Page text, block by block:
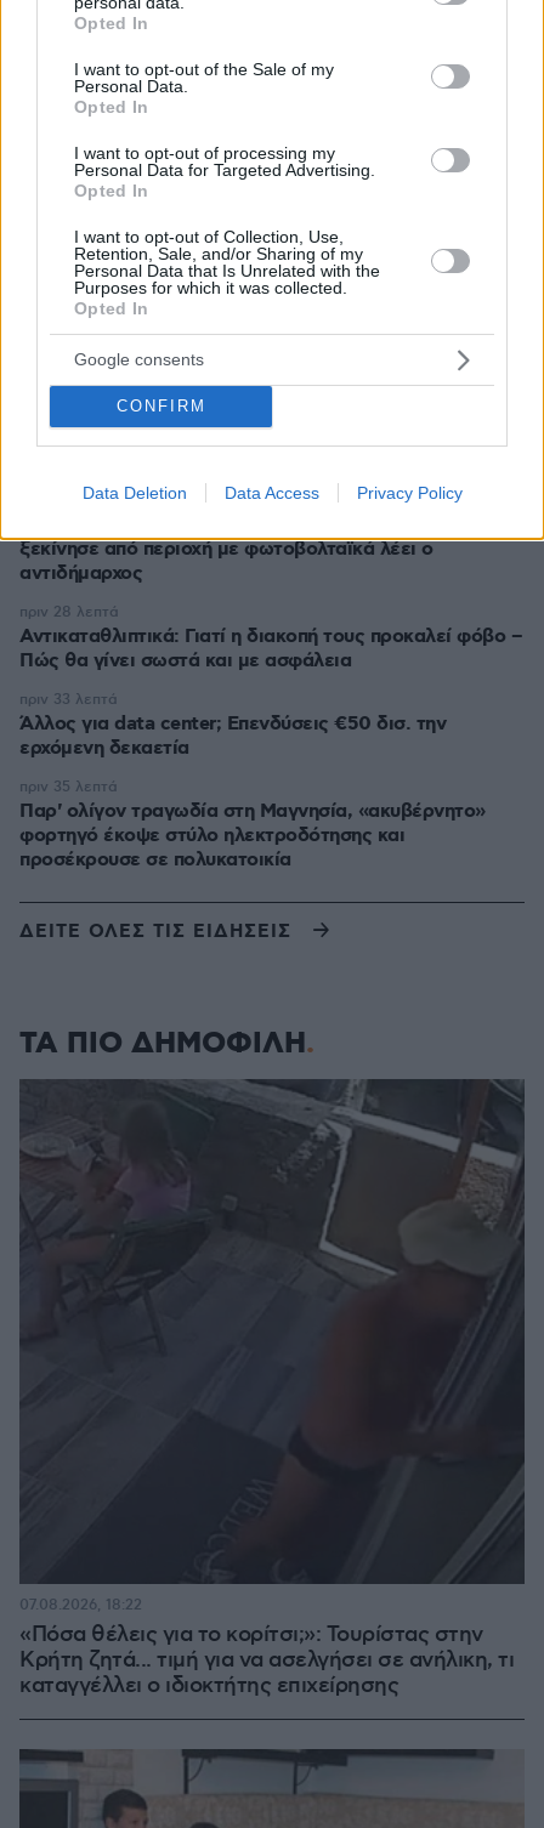
grant or deny consent to Google and its third-party tags to
use your data for below specified purposes in below Google
consent section.
Opted In
I want to opt-out of the Sale of my
Personal Data.
Opted In
I want to opt-out of processing my
Personal Data for Targeted Advertising.
Opted In
I want to opt-out of Collection, Use,
Retention, Sale, and/or Sharing of my
Personal Data that Is Unrelated with the
Purposes for which it was collected.
Opted In
Google consents
CONFIRM
Data Deletion Data Access Privacy Policy
θάλασσα: Σκέφτεστε τίποτα καλύτερο; έγραψε
Μπαρτσελόνα: Ακύρωσε φιλικό παιχνίδι στο Μαρόκο
λόγω της κρίσης στη Θέουτα
πριν 15 λεπτά
Φάτε σούπα με κρέας... σκύλου: Τα κρατικά ΜΜΕ στη
Βόρεια Κορέα τη συστήνουν ως διέξοδο στον καύσωνα
πριν 17 λεπτά
Σύκα και φραγκόσυκα: Τα οφέλη και πόσα μπορούμε να
καταναλώνουμε
πριν 19 λεπτά
Λευκό ξίδι: Οι 5 σωτήριες χρήσεις του όταν ζούμε με
κατοικίδια
πριν 20 λεπτά
ξεκίνησε από περιοχή με φωτοβολταϊκά λέει ο
αντιδήμαρχος
πριν 24 λεπτά
Αντικαταθλιπτικά: Γιατί η διακοπή τους προκαλεί φόβο –
Πώς θα γίνει σωστά και με ασφάλεια
πριν 28 λεπτά
Άλλος για data center; Επενδύσεις €50 δισ. την
ερχόμενη δεκαετία
πριν 33 λεπτά
Παρ' ολίγον τραγωδία στη Μαγνησία, «ακυβέρνητο»
φορτηγό έκοψε στύλο ηλεκτροδότησης και
προσέκρουσε σε πολυκατοικία
πριν 35 λεπτά
ΔΕΙΤΕ ΟΛΕΣ ΤΙΣ ΕΙΔΗΣΕΙΣ
ΤΑ ΠΙΟ ΔΗΜΟΦΙΛΗ
«Πόσα θέλεις για το κορίτσι;»: Τουρίστας στην
Κρήτη ζητά... τιμή για να ασελγήσει σε ανήλικη, τι
καταγγέλλει ο ιδιοκτήτης επιχείρησης
07.08.2026, 18:22